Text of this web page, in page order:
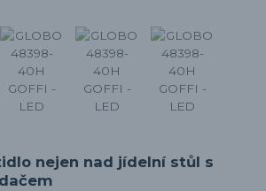
nejen nad jídelní stůl s